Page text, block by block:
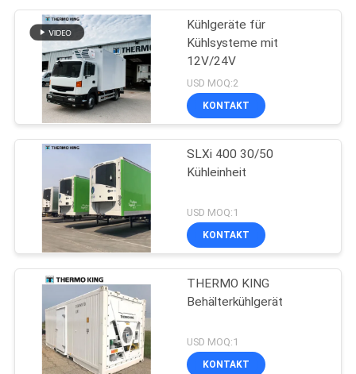
Kühlgeräte für
Kühlsysteme mit
12V/24V
USD MOQ:2
KONTAKT
SLXi 400 30/50
Kühleinheit
USD MOQ:1
KONTAKT
THERMO KING
Behälterkühlgerät
USD MOQ:1
KONTAKT